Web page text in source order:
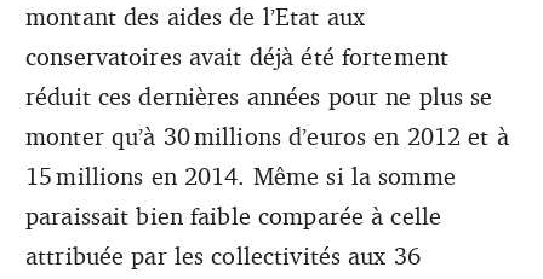
montant des aides de l’Etat aux
conservatoires avait déjà été fortement
réduit ces dernières années pour ne plus se
monter qu’à 30 millions d’euros en 2012 et à
15 millions en 2014. Même si la somme
paraissait bien faible comparée à celle
attribuée par les collectivités aux 36